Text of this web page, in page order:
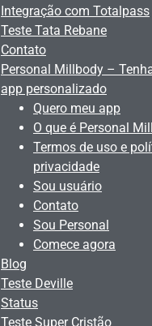
Integração com Totalpass
Teste Tata Rebane
Contato
Personal Millbody –
app personalizado
Quero meu app
O que é Personal
Termos de uso e
privacidade
Sou usuário
Contato
Sou Personal
Comece agora
Blog
Teste Deville
Status
Teste Super Cristão